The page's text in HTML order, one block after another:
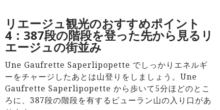
リエージュ観光のおすすめポイント
4：387段の階段を登った先から見るリ
エージュの街並み
Une Gaufrette Saperlipopette でしっかりエネルギ
ーをチャージしたあとは山登りをしましょう。Une
Gaufrette Saperlipopette から歩いて5分ほどのとこ
ろに、387段の階段を有するビューラン山の入り口があ